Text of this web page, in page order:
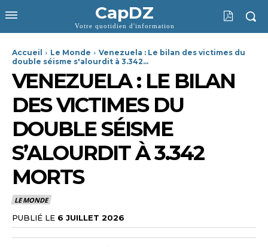
CapDZ
Votre quotidien d'information
Accueil Le Monde
Venezuela : Le bilan des victimes du
double séisme s'alourdit à 3.342...
VENEZUELA : LE BILAN
DES VICTIMES DU
DOUBLE SÉISME
S’ALOURDIT À 3.342
MORTS
LE MONDE
PUBLIÉ LE 6 JUILLET 2026